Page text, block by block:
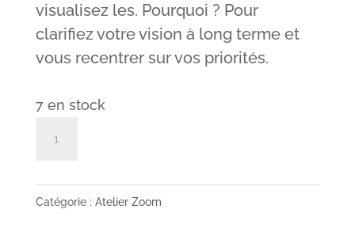
visualisez les. Pourquoi ? Pour
clarifiez votre vision à long terme et
vous recentrer sur vos priorités.
7 en stock
:Catégorie : Atelier Zoom